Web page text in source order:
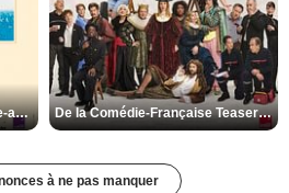
Les Matins merveilleux Bande-annonce VF De la Comédie-Française Teaser VF
à ne pas manquer